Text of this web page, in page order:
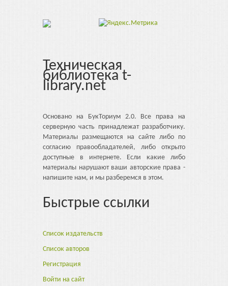
Техническая
библиотека t-
library.net
Основано на БукТориум 2.0. Все права на
серверную часть принадлежат разработчику.
Материалы размещаются на сайте либо по
согласию правообладателей, либо открыто
доступные в интернете. Если какие либо
материалы нарушают ваши авторские права -
напишите нам, и мы разберемся в этом.
Быстрые ссылки
Список издательств
Список авторов
Регистрация
Войти на сайт